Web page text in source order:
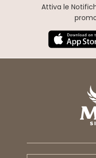
Attiva le